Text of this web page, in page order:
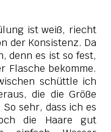
ist weiß, riecht
der Konsistenz. Da
denn es ist so fest,
Flasche bekomme.
schüttle ich
die die Größe
sehr, dass ich es
die Haare gut